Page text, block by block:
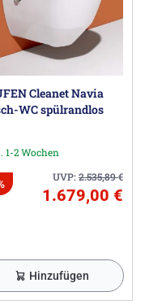
Cleanet Navia
WC spülrandlos
1-2 Wochen
UVP:2.535,89€
1.679,00 €
Hinzufügen